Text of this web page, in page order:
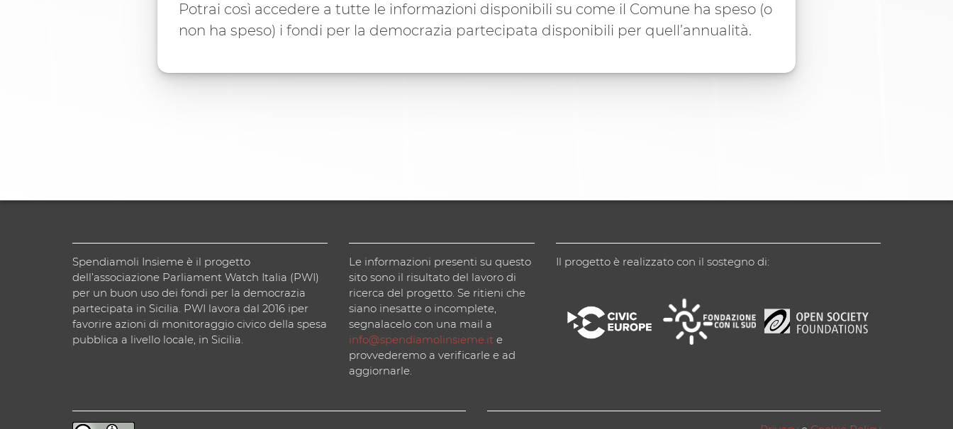
Potrai così accedere a tutte le informazioni disponibili su come il Comune ha speso (o
non ha speso) i fondi per la democrazia partecipata disponibili per quell’annualità.
Spendiamoli Insieme è il progetto
dell’associazione Parliament Watch Italia (PWI)
per un buon uso dei fondi per la democrazia
partecipata in Sicilia. PWI lavora dal 2016 iper
favorire azioni di monitoraggio civico della spesa
pubblica a livello locale, in Sicilia.
Le informazioni presenti su questo
sito sono il risultato del lavoro di
ricerca del progetto. Se ritieni che
siano inesatte o incomplete,
segnalacelo con una mail a
info@spendiamolinsieme.ite
provvederemo a verificarle e ad
aggiornarle.
Il progetto è realizzato con il sostegno di: